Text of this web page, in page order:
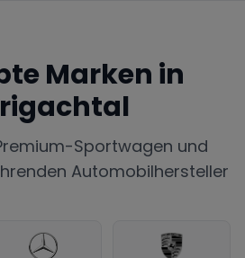
Marken in
Sportwagen und
Automobilhersteller